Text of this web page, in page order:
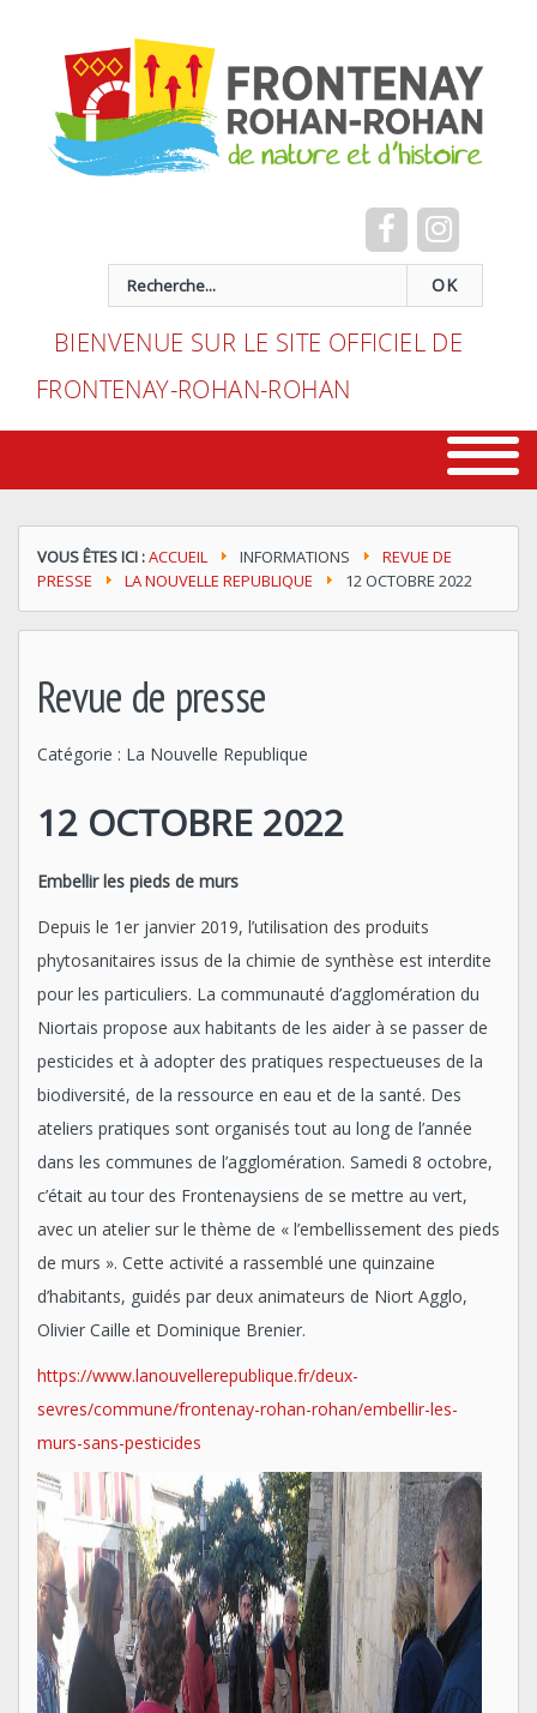
OK
BIENVENUE SUR LE SITE OFFICIEL DE
FRONTENAY-ROHAN-ROHAN
VOUS ÊTES ICI :ACCUEIL INFORMATIONS
REVUE DE
PRESSE
LA NOUVELLE REPUBLIQUE 12 OCTOBRE 2022
Revue de presse
Catégorie : La Nouvelle Republique
12 OCTOBRE 2022
Embellir les pieds de murs
Depuis le 1er janvier 2019, l’utilisation des produits
phytosanitaires issus de la chimie de synthèse est interdite
pour les particuliers. La communauté d’agglomération du
Niortais propose aux habitants de les aider à se passer de
pesticides et à adopter des pratiques respectueuses de la
biodiversité, de la ressource en eau et de la santé. Des
ateliers pratiques sont organisés tout au long de l’année
dans les communes de l’agglomération. Samedi 8 octobre,
c’était au tour des Frontenaysiens de se mettre au vert,
avec un atelier sur le thème de « l’embellissement des pieds
de murs ». Cette activité a rassemblé une quinzaine
d’habitants, guidés par deux animateurs de Niort Agglo,
Olivier Caille et Dominique Brenier.
https://www.lanouvellerepublique.fr/deux-
sevres/commune/frontenay-rohan-rohan/embellir-les-
murs-sans-pesticides